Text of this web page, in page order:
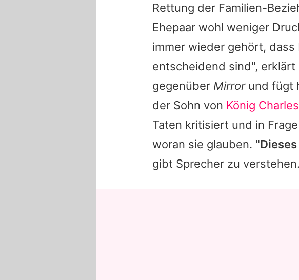
Rettung der Familien-
Ehepaar wohl weniger
immer wieder gehört,
entscheidend sind",
gegenüber Mirrorund fügt
der Sohn von König Charles
Taten kritisiert und in
woran sie glauben.
gibt Sprecher zu verstehen.